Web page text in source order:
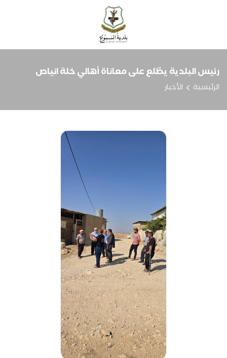
رئيس البلدية يطّلع على معاناة أهالي خلة انياص
الرئيسية الأخبار